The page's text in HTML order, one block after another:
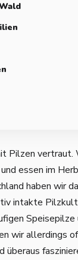
Pilzen vertraut.
essen im
haben wir
intakte
Speisepilze
wir allerdings
überaus